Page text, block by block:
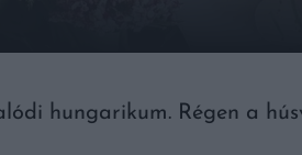
hungarikum. Régen a